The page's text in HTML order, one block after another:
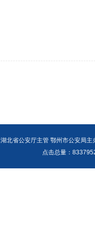
湖北省公安厅主管 鄂州市公安局
点击总量：